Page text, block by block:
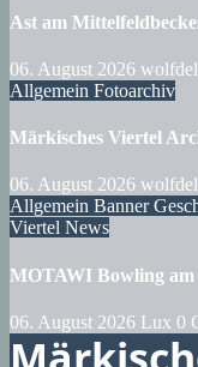
Ast am
06. August 2026
Allgemein Fotoarchiv
Märkisches Viertel
06. August 2026
Allgemein Banner
Viertel News
MOTAWI Bowling am
06. August 2026 Lux 0